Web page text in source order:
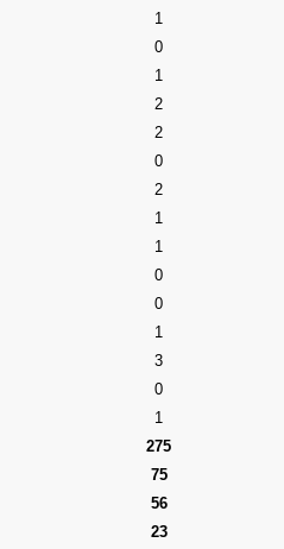
1
0
1
2
2
0
2
1
1
0
0
1
3
0
1
275
75
56
23